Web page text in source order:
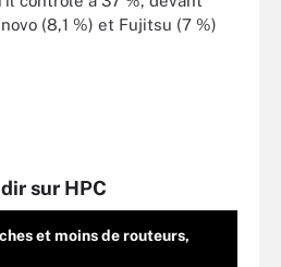
(8,1 %) et Fujitsu (7 %)
sur HPC
et moins de routeurs,